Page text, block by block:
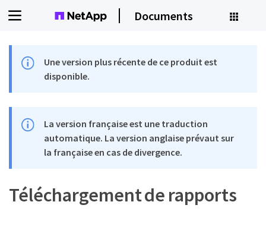
Documents
Une version plus récente de ce produit est
disponible.
La version française est une traduction
automatique. La version anglaise prévaut sur
la française en cas de divergence.
Téléchargement de rapports